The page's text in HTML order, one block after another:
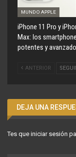
MUNDO APPLE
iPhone 11 Pro y
Max: los
potentes y
ANTERIOR
DEJA UNA
Tes que iniciar sesión